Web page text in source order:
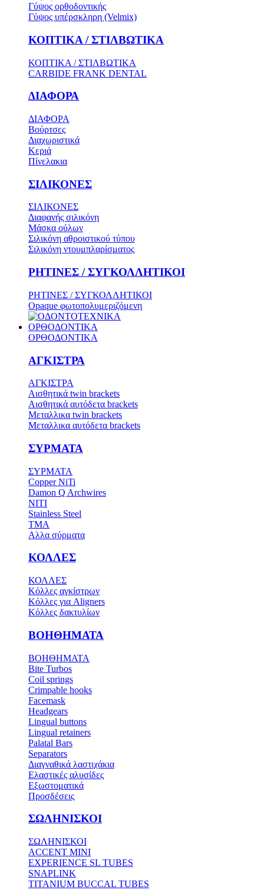
Γύψος ορθοδοντικής
Γύψος υπέρσκληρη (Velmix)
ΚΟΠΤΙΚΑ / ΣΤΙΛΒΩΤΙΚΑ
ΚΟΠΤΙΚΑ / ΣΤΙΛΒΩΤΙΚΑ
CARBIDE FRANK DENTAL
ΔΙΑΦΟΡΑ
ΔΙΑΦΟΡΑ
Βούρτσες
Διαχωριστικά
Κεριά
Πίνελακια
ΣΙΛΙΚΟΝΕΣ
ΣΙΛΙΚΟΝΕΣ
Διαφανής σιλικόνη
Μάσκα ούλων
Σιλικόνη αθροιστικού τύπου
Σιλικόνη ντουμπλαρίσματος
ΡΗΤΙΝΕΣ / ΣΥΓΚΟΛΛΗΤΙΚΟΙ
ΡΗΤΙΝΕΣ / ΣΥΓΚΟΛΛΗΤΙΚΟΙ
Opaque φωτοπολυμεριζόμενη
ΟΡΘΟΔΟΝΤΙΚΑ
ΟΡΘΟΔΟΝΤΙΚΑ
ΑΓΚΙΣΤΡΑ
ΑΓΚΙΣΤΡΑ
Aισθητικά twin brackets
Αισθητικά αυτόδετα brackets
Μεταλλικα twin brackets
Μεταλλικα αυτόδετα brackets
ΣΥΡΜΑΤΑ
ΣΥΡΜΑΤΑ
Copper NiTi
Damon Q Archwires
NITI
Stainless Steel
TMA
Αλλα σύρματα
ΚΟΛΛΕΣ
ΚΟΛΛΕΣ
Κόλλες αγκίστρων
Κόλλες για Aligners
Κόλλες δακτυλίων
ΒΟΗΘΗΜΑΤΑ
ΒΟΗΘΗΜΑΤΑ
Bite Turbos
Coil springs
Crimpable hooks
Facemask
Headgears
Lingual buttons
Lingual retainers
Palatal Bars
Separators
Διαγναθικά λαστιχάκια
Ελαστικές αλυσίδες
Εξωστοματικά
Προσδέσεις
ΣΩΛΗΝΙΣΚΟΙ
ΣΩΛΗΝΙΣΚΟΙ
ACCENT MINI
EXPERIENCE SL TUBES
SNAPLINK
TITANIUM BUCCAL TUBES